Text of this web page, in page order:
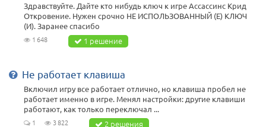
Здравствуйте. Дайте кто нибудь ключ к игре Ассассинс Крид
Откровение. Нужен срочно НЕ ИСПОЛЬЗОВАННЫЙ (Е) КЛЮЧ
(И). Заранее спасибо
1 648 1 решение
Не работает клавиша
Включил игру все работает отлично, но клавиша пробел не
работает именно в игре. Менял настройки: другие клавиши
работают, как только переключал ...
1 3 822 2 решения